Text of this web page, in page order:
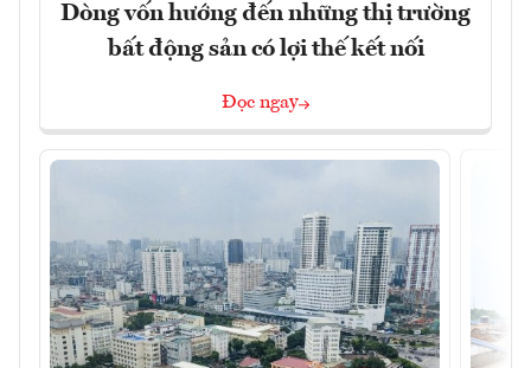
Dòng vốn hướng đến những thị trường
bất động sản có lợi thế kết nối
Đọc ngay